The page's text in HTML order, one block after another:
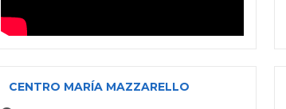
CENTRO MARÍA MAZZARELLO